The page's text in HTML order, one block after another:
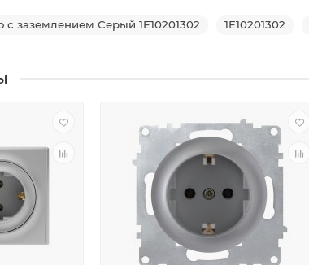
с заземлением Серый 1E10201302 1E10201302